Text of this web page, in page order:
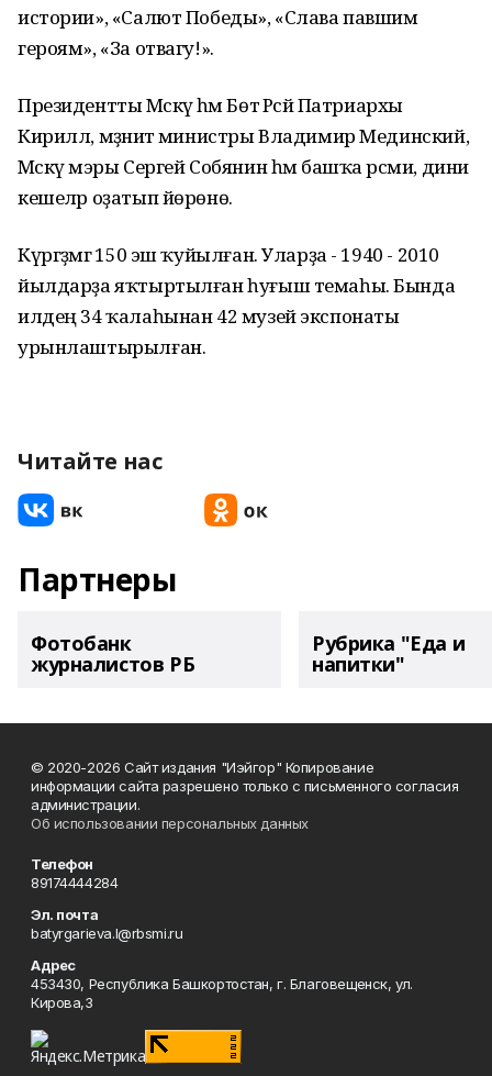
истории», «Салют Победы», «Слава павшим
героям», «За отвагу!».
Президентты Мәскәү һәм Бөтә Рәсәй Патриархы
Кирилл, мәҙәниәт министры Владимир Мединский,
Мәскәү мэры Сергей Собянин һәм башҡа рәсми, дини
кешеләр оҙатып йөрөнө.
Күргәҙмәгә 150 эш ҡуйылған. Уларҙа - 1940 - 2010
йылдарҙа яҡтыртылған һуғыш темаһы. Бында
илдең 34 ҡалаһынан 42 музей экспонаты
урынлаштырылған.
Читайте нас
Партнеры
Фотобанк
журналистов РБ
Рубрика "Еда и
напитки"
© 2020-2026 Сайт издания "Иэйгор" Копирование
информации сайта разрешено только с письменного согласия
администрации.
Об использовании персональных данных
Телефон
89174444284
Эл. почта
batyrgarieva.l@rbsmi.ru
Адрес
453430, Республика Башкортостан, г. Благовещенск, ул.
Кирова,3